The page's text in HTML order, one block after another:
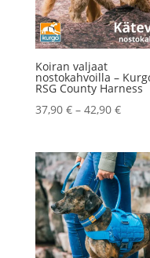
Koiran valjaat
nostokahvoilla –
RSG County Harness
37,90 € – 42,90 €
-